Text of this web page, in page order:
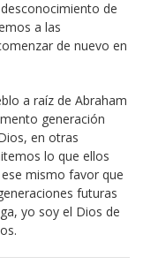
de
a las
de nuevo en
a raíz de Abraham
generación
en otras
lo que ellos
mismo favor que
futuras
yo soy el Dios de